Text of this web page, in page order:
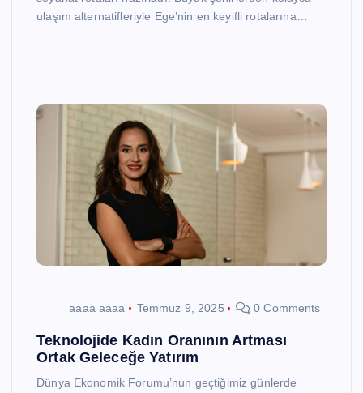
ulaşım alternatifleriyle Ege’nin en keyifli rotalarına…
aaaa aaaa Temmuz 9, 2025 0 Comments
Teknolojide Kadın Oranının Artması
Ortak Geleceğe Yatırım
Dünya Ekonomik Forumu’nun geçtiğimiz günlerde